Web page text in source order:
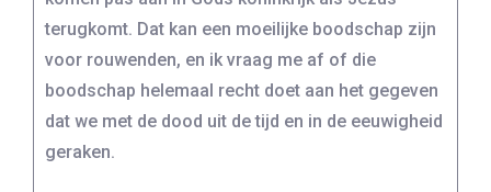
terugkomt. Dat kan een moeilijke boodschap zijn
voor rouwenden, en ik vraag me af of die
boodschap helemaal recht doet aan het gegeven
dat we met de dood uit de tijd en in de eeuwigheid
geraken.